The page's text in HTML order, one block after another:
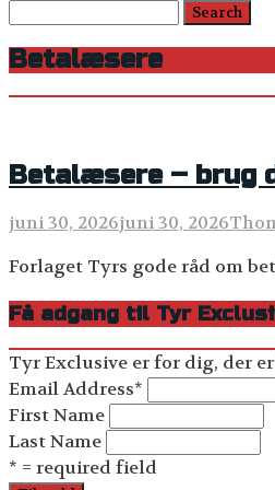
Betalæsere
Betalæsere – brug
juni 30, 2026juni 30, 2026
Forlaget Tyrs gode råd om
Få adgang til Tyr
Tyr Exclusive er for dig, der
Email Address*
First Name
Last Name
* = required field